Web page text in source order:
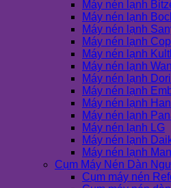
Máy nén lạnh
Máy nén lạnh
Máy nén lạnh
Máy nén lạnh
Máy nén lạnh
Máy nén lạnh
Máy nén lạnh
Máy nén lạnh
Máy nén lạnh
Máy nén lạnh
Máy nén lạnh LG
Máy nén lạnh
Máy nén lạnh
Cụm Máy Nén Dàn
Cụm máy nén